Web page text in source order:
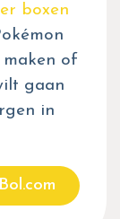
boxen
of
gaan
in